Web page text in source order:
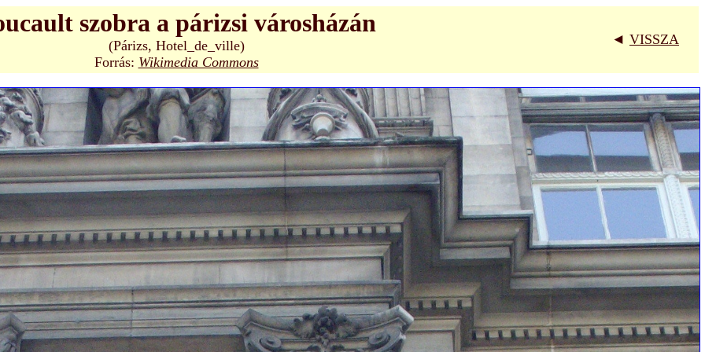
szobra a párizsi városházán
(Párizs, Hotel_de_ville)
Forrás: Wikimedia Commons
◄ VISSZA